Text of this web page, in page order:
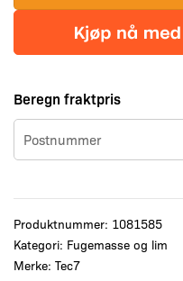
Beregn fraktpris
Produktnummer: 1081585
Kategori: Fugemasse og lim
Merke: Tec7